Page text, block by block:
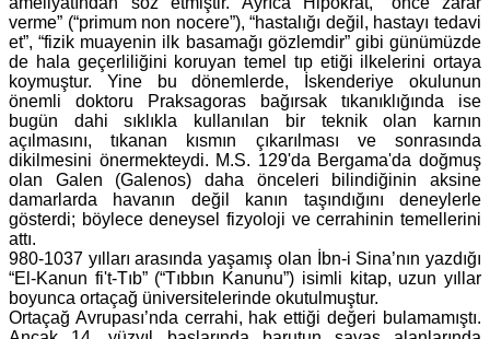
verme” (“primum non nocere”), “hastalığı değil, hastayı tedavi
et”, “fizik muayenin ilk basamağı gözlemdir” gibi günümüzde
de hala geçerliliğini koruyan temel tıp etiği ilkelerini ortaya
koymuştur. Yine bu dönemlerde, İskenderiye okulunun
önemli doktoru Praksagoras bağırsak tıkanıklığında ise
bugün dahi sıklıkla kullanılan bir teknik olan karnın
açılmasını, tıkanan kısmın çıkarılması ve sonrasında
dikilmesini önermekteydi. M.S. 129'da Bergama'da doğmuş
olan Galen (Galenos) daha önceleri bilindiğinin aksine
damarlarda havanın değil kanın taşındığını deneylerle
gösterdi; böylece deneysel fizyoloji ve cerrahinin temellerini
attı.
980-1037 yılları arasında yaşamış olan İbn-i Sina’nın yazdığı
“El-Kanun fi't-Tıb” (“Tıbbın Kanunu”) isimli kitap, uzun yıllar
boyunca ortaçağ üniversitelerinde okutulmuştur.
Ortaçağ Avrupası’nda cerrahi, hak ettiği değeri bulamamıştı.